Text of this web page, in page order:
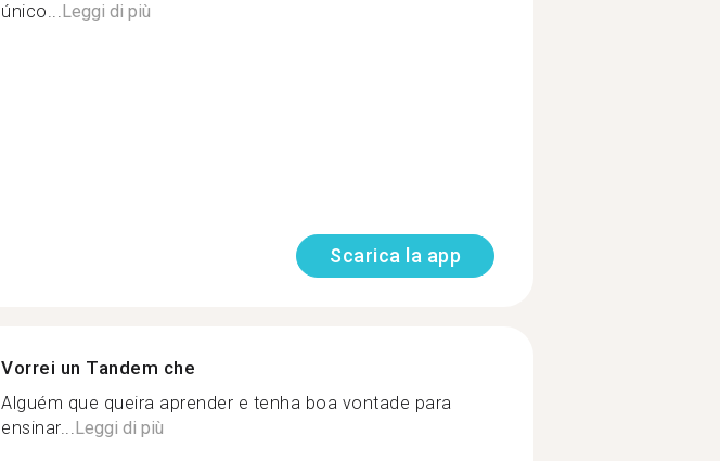
único...Leggi di più
Scarica la app
Vorrei un Tandem che
Alguém que queira aprender e tenha boa vontade para
ensinar...Leggi di più